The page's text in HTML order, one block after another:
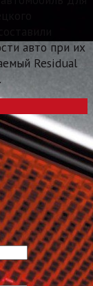
авто при их
Residual